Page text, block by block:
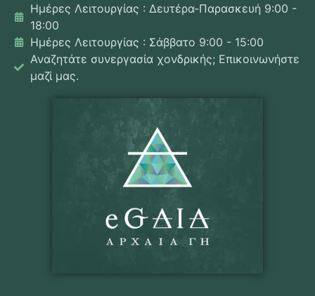
Ημέρες Λειτουργίας : Δευτέρα-Παρασκευή 9:00 -
18:00
Ημέρες Λειτουργίας : Σάββατο 9:00 - 15:00
Αναζητάτε συνεργασία χονδρικής; Επικοινωνήστε
μαζί μας.